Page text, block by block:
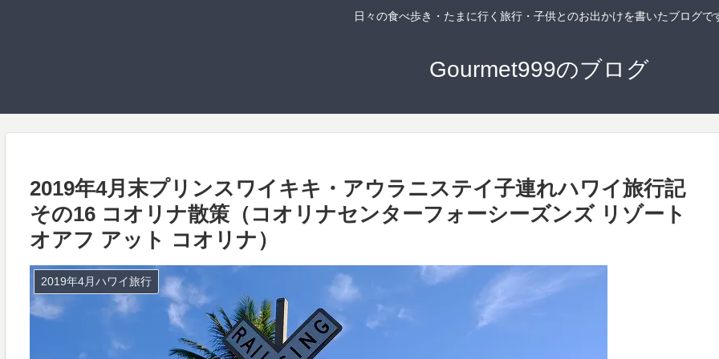
日々の食べ歩き・たまに行く旅行・子供とのお出かけを書いたブログで
Gourmet999のブログ
2019年4月末プリンスワイキキ・アウラニステイ子連れハワイ旅行記
その16 コオリナ散策（コオリナセンターフォーシーズンズ リゾート
オアフ アット コオリナ）
2019年4月ハワイ旅行